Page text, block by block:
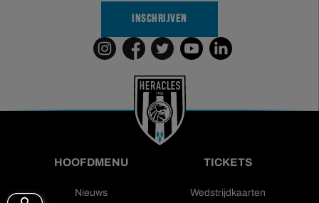
INSCHRIJVEN
HOOFDMENU
Nieuws
TICKETS
Wedstrijdkaarten